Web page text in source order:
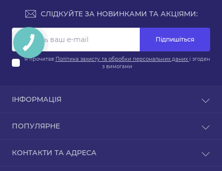
СЛІДКУЙТЕ ЗА НОВИНКАМИ ТА АКЦІЯМИ:
Підпишіться
Я прочитав Політика захисту та обробки персональних даних і згоден
з вимогами
ІНФОРМАЦІЯ
Доставка та оплата
Політика захисту та обробки персональних даних
ПОПУЛЯРНЕ
Для санвузлів
КОНТАКТИ ТА АДРЕСА